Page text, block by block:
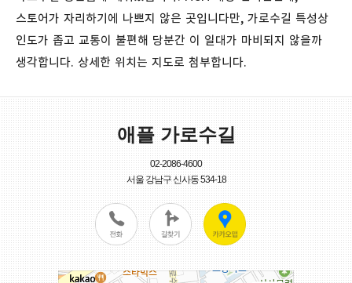
스토어가 자리하기에 나쁘지 않은 곳입니다만, 가로수길 특성상
인도가 좁고 교통이 불편해 당분간 이 일대가 마비되지 않을까
생각합니다. 상세한 위치는 지도로 첨부합니다.